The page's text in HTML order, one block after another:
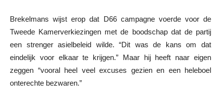
Brekelmans wijst erop dat D66 campagne voerde voor de
Tweede Kamerverkiezingen met de boodschap dat de partij
een strenger asielbeleid wilde. “Dit was de kans om dat
eindelijk voor elkaar te krijgen.” Maar hij heeft naar eigen
zeggen “vooral heel veel excuses gezien en een heleboel
onterechte bezwaren.”